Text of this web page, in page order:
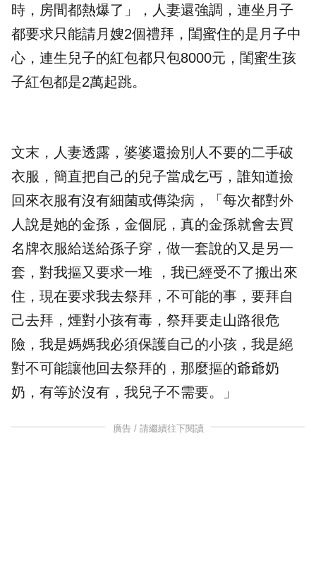
時，房間都熱爆了」，人妻還強調，連坐月子
都要求只能請月嫂2個禮拜，閨蜜住的是月子中
心，連生兒子的紅包都只包8000元，閨蜜生孩
子紅包都是2萬起跳。
文末，人妻透露，婆婆還撿別人不要的二手破
衣服，簡直把自己的兒子當成乞丐，誰知道撿
回來衣服有沒有細菌或傳染病，「每次都對外
人說是她的金孫，金個屁，真的金孫就會去買
名牌衣服給送給孫子穿，做一套說的又是另一
套，對我摳又要求一堆 ，我已經受不了搬出來
住，現在要求我去祭拜，不可能的事，要拜自
己去拜，煙對小孩有毒，祭拜要走山路很危
險，我是媽媽我必須保護自己的小孩，我是絕
對不可能讓他回去祭拜的，那麼摳的爺爺奶
奶，有等於沒有，我兒子不需要。」
廣告 / 請繼續往下閱讀